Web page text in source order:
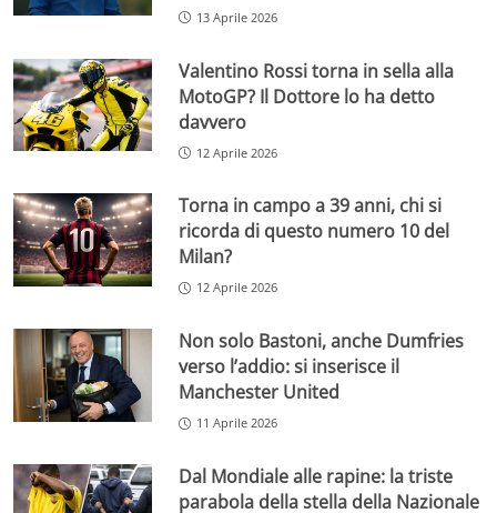
13 Aprile 2026
Valentino Rossi torna in sella alla
MotoGP? Il Dottore lo ha detto
davvero
12 Aprile 2026
Torna in campo a 39 anni, chi si
ricorda di questo numero 10 del
Milan?
12 Aprile 2026
Non solo Bastoni, anche Dumfries
verso l’addio: si inserisce il
Manchester United
11 Aprile 2026
Dal Mondiale alle rapine: la triste
parabola della stella della Nazionale